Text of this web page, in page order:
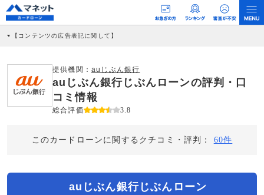
【コンテンツの広告表記に関して】
社に対して企業から紹介報酬が支払われるという収益モデルです。 ただし、特定の
商品を根拠なくPRするものではなく、当編集部の調査／ユーザーへの口コミ収集な
どに基づき、公平性を担保した情報提供を行っています。
>提携企業一覧
提供機関： auじぶん銀行
auじぶん銀行じぶんローンの評判・口
コミ情報
総合評価 3.8
このカードローンに関するクチコミ・評判： 60件
auじぶん銀行じぶんローン